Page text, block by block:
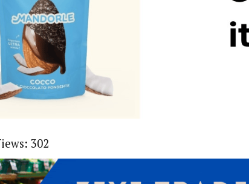
302